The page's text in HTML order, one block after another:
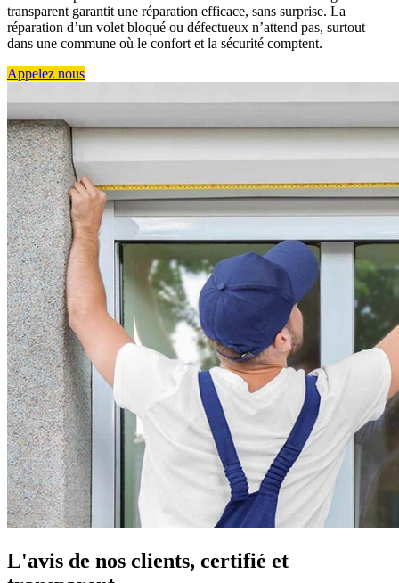
transparent garantit une réparation efficace, sans surprise. La
réparation d’un volet bloqué ou défectueux n’attend pas, surtout
dans une commune où le confort et la sécurité comptent.
Appelez nous
L'avis de nos clients, certifié et